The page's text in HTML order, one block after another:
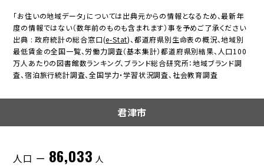
「お住いの地域データ」については出典元からの情報となるため、最新年
度の情報ではない（数年前のものも含まれます）事を予めご了承ください
出典 : 政府統計の総合窓口(e-Stat)、都道府県別生命表の概況、地域別
最低賃金の全国一覧、労働力調査（基本集計）都道府県別結果、人口100
万人あたりの図書館数ランキング、ブランド総合研究所：地域ブランド調
査、宿泊旅行統計調査、全国学力・学習状況調査、社会教育調査
君津市
人口 ー 86,033 人